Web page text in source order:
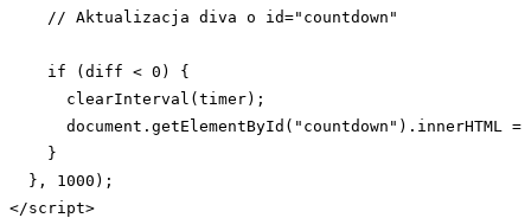
    // Aktualizacja diva o id=
"countdown"
    if (diff <
0 ) {
      clearInterval(timer);
      document.getElementById(
"countdown" ).innerHTML =
    }
  },
1000 );
</script>